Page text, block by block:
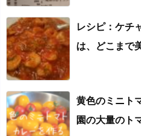
レシピ：ケチ
は、どこまで
黄色のミニト
園の大量のト